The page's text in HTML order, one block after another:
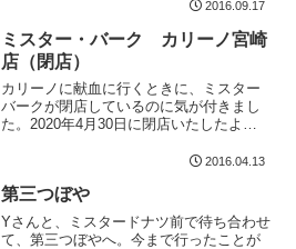
2016.09.17
ミスター・バーク カリーノ宮崎
店（閉店）
カリーノに献血に行くときに、ミスター
バークが閉店しているのに気が付きまし
た。2020年4月30日に閉店いたしたよう
記事になります。今日は妻が、脱毛ラボ
妻と待ち合わせて、...
2016.04.13
第三つぼや
Yさんと、ミスタードナツ前で待ち合わせ
て、第三つぼやへ。今まで行ったことが